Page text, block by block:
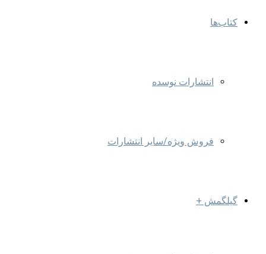
کتاب‌ها
انتشارات نوسده
فروش ویژه/سایر انتشارات
گیلگمش +